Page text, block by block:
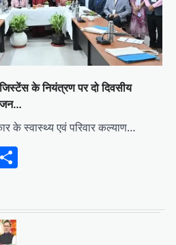
के नियंत्रण पर दो दिवसीय
के स्वास्थ्य एवं परिवार कल्याण…